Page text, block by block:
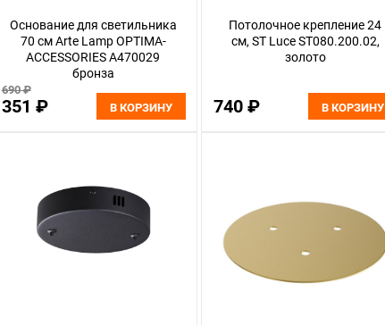
Основание для светильника
70 см Arte Lamp OPTIMA-
ACCESSORIES A470029
бронза
690 ₽
351 ₽ В КОРЗИНУ
Потолочное крепление 24
см, ST Luce ST080.200.02,
золото
740 ₽ В КОРЗИНУ